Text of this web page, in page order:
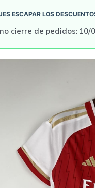
ESCAPAR LOS
cierre de pedidos: 10/